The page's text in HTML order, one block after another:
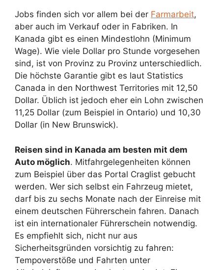
Jobs finden sich vor allem bei der Farmarbeit,
aber auch im Verkauf oder in Fabriken. In
Kanada gibt es einen Mindestlohn (Minimum
Wage). Wie viele Dollar pro Stunde vorgesehen
sind, ist von Provinz zu Provinz unterschiedlich.
Die höchste Garantie gibt es laut Statistics
Canada in den Northwest Territories mit 12,50
Dollar. Üblich ist jedoch eher ein Lohn zwischen
11,25 Dollar (zum Beispiel in Ontario) und 10,30
Dollar (in New Brunswick).
Reisen sind in Kanada am besten mit dem
Auto möglich. Mitfahrgelegenheiten können
zum Beispiel über das Portal Craglist gebucht
werden. Wer sich selbst ein Fahrzeug mietet,
darf bis zu sechs Monate nach der Einreise mit
einem deutschen Führerschein fahren. Danach
ist ein internationaler Führerschein notwendig.
Es empfiehlt sich, nicht nur aus
Sicherheitsgründen vorsichtig zu fahren:
Tempoverstöße und Fahrten unter